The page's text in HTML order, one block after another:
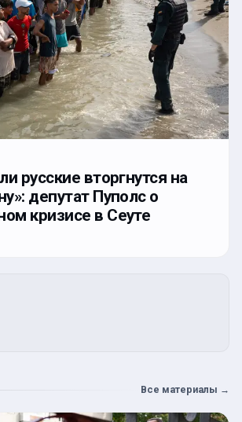
русские вторгнутся на
депутат Пуполс о
кризисе в Сеуте
Все материалы →